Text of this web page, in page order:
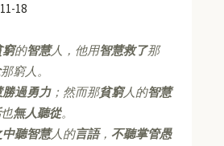
18
的智慧人，他用智慧救了那
那窮人。
勝過勇力；然而那貧窮人的智慧
也無人聽從。
聽智慧人的言語， 不聽掌管愚